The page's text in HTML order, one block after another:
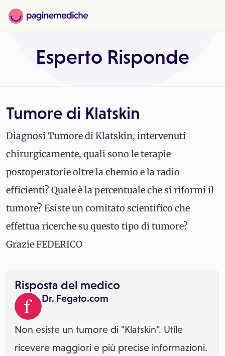
Esperto Risponde
Tumore di Klatskin
DiagnosiTumoredi Klatskin, intervenuti
chirurgicamente, quali sono le terapie
postoperatorie oltre la chemio e la radio
efficienti? Quale è la percentuale che si riformi il
tumore? Esiste un comitato scientifico che
effettua ricerche su questo tipo di tumore?
Grazie FEDERICO
Risposta del medico
Dr. Fegato.com
Non esiste un tumore di "Klatskin". Utile
ricevere maggiori e più precise informazioni.